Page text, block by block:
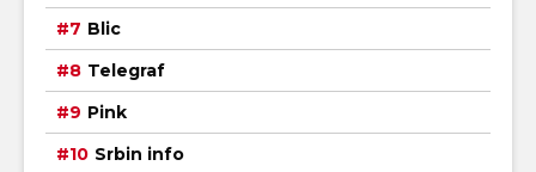
Blic
Telegraf
Pink
Srbin info